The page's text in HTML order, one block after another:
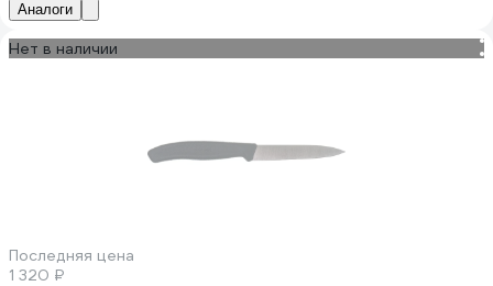
Аналоги
Нет в наличии
Последняя цена
1 320 ₽